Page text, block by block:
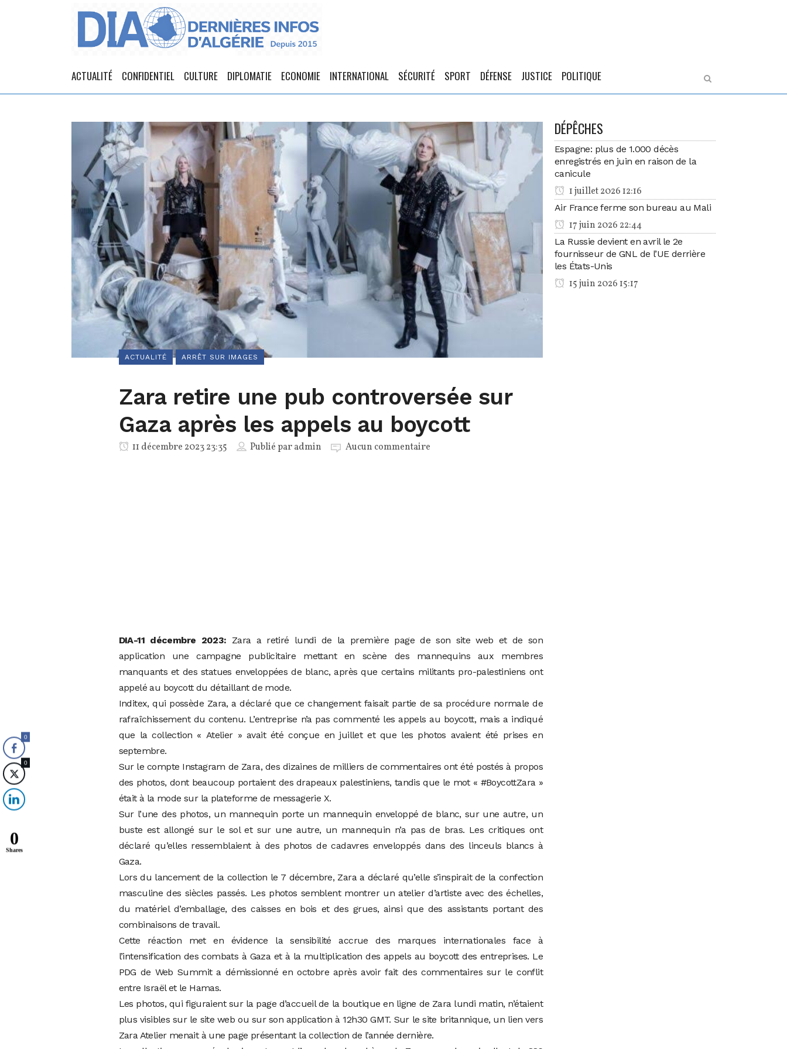
ACTUALITÉ CONFIDENTIEL CULTURE DIPLOMATIE ECONOMIE INTERNATIONAL SÉCURITÉ SPORT DÉFENSE JUSTICE POLITIQUE
ACTUALITÉ ARRÊT SUR IMAGES
Zara retire une pub controversée sur
Gaza après les appels au boycott
11 décembre 2023 23:35 Publié paradmin Aucun commentaire
DIA-11 décembre 2023: Zara a retiré lundi de la première page de son site web et de son
application une campagne publicitaire mettant en scène des mannequins aux membres
manquants et des statues enveloppées de blanc, après que certains militants pro-palestiniens ont
appelé au boycott du détaillant de mode.
Inditex, qui possède Zara, a déclaré que ce changement faisait partie de sa procédure normale de
rafraîchissement du contenu. L’entreprise n’a pas commenté les appels au boycott, mais a indiqué
que la collection « Atelier » avait été conçue en juillet et que les photos avaient été prises en
septembre.
Sur le compte Instagram de Zara, des dizaines de milliers de commentaires ont été postés à propos
des photos, dont beaucoup portaient des drapeaux palestiniens, tandis que le mot « #BoycottZara »
était à la mode sur la plateforme de messagerie X.
Sur l’une des photos, un mannequin porte un mannequin enveloppé de blanc, sur une autre, un
buste est allongé sur le sol et sur une autre, un mannequin n’a pas de bras. Les critiques ont
déclaré qu’elles ressemblaient à des photos de cadavres enveloppés dans des linceuls blancs à
Gaza.
Lors du lancement de la collection le 7 décembre, Zara a déclaré qu’elle s’inspirait de la confection
masculine des siècles passés. Les photos semblent montrer un atelier d’artiste avec des échelles,
du matériel d’emballage, des caisses en bois et des grues, ainsi que des assistants portant des
combinaisons de travail.
Cette réaction met en évidence la sensibilité accrue des marques internationales face à
l’intensification des combats à Gaza et à la multiplication des appels au boycott des entreprises. Le
PDG de Web Summit a démissionné en octobre après avoir fait des commentaires sur le conflit
entre Israël et le Hamas.
Les photos, qui figuraient sur la page d’accueil de la boutique en ligne de Zara lundi matin, n’étaient
plus visibles sur le site web ou sur son application à 12h30 GMT. Sur le site britannique, un lien vers
Zara Atelier menait à une page présentant la collection de l’année dernière.
DÉPÊCHES
Espagne: plus de 1.000 décès
enregistrés en juin en raison de la
canicule
1 juillet 2026 12:16
Air France ferme son bureau au Mali
17 juin 2026 22:44
La Russie devient en avril le 2e
fournisseur de GNL de l’UE derrière
les États-Unis
15 juin 2026 15:17
0
0
0
Shares